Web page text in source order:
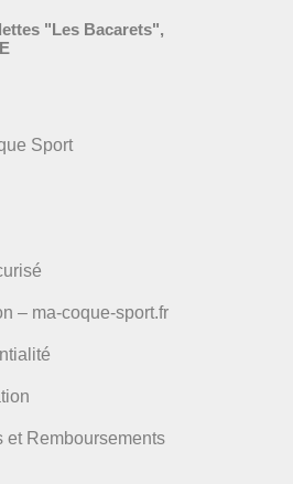
"Les Bacarets",
Sport
– ma-coque-sport.fr
et Remboursements